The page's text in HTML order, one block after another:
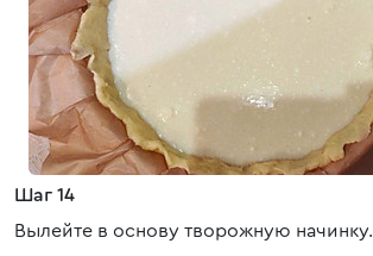
Шаг 14
Вылейте в основу творожную начинку.